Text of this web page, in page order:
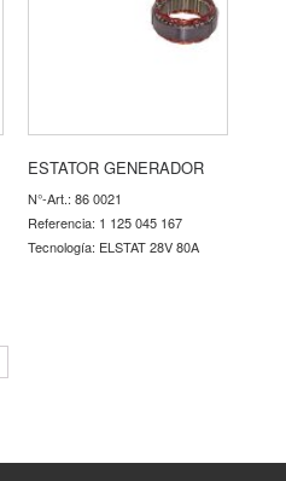
ESTATOR GENERADOR
N°-Art.: 86 0021
Referencia: 1 125 045 167
Tecnología: ELSTAT 28V 80A